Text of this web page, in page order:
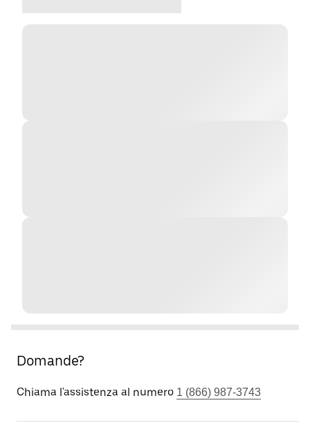
Domande?
Chiama l'assistenza al numero 1 (866) 987-3743